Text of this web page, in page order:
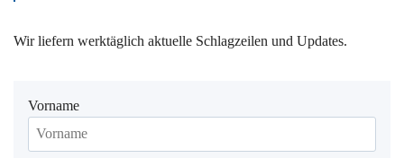
Wir liefern werktäglich aktuelle Schlagzeilen und Updates.
Vorname